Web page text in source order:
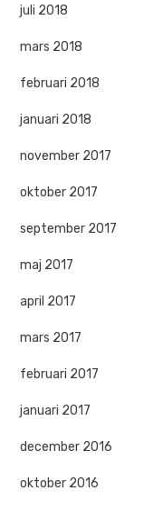
juli 2018
mars 2018
februari 2018
januari 2018
november 2017
oktober 2017
september 2017
maj 2017
april 2017
mars 2017
februari 2017
januari 2017
december 2016
oktober 2016